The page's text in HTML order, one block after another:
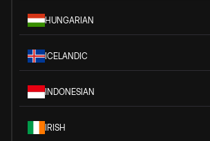
HUNGARIAN
ICELANDIC
INDONESIAN
IRISH